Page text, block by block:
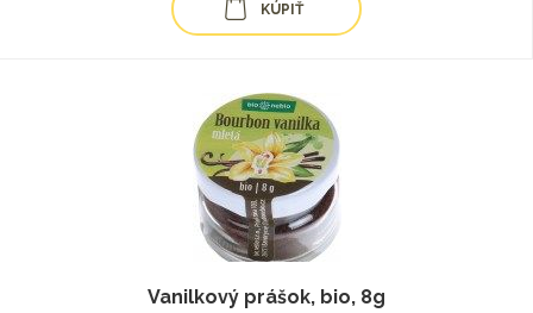
KÚPIŤ
Vanilkový prášok, bio, 8g